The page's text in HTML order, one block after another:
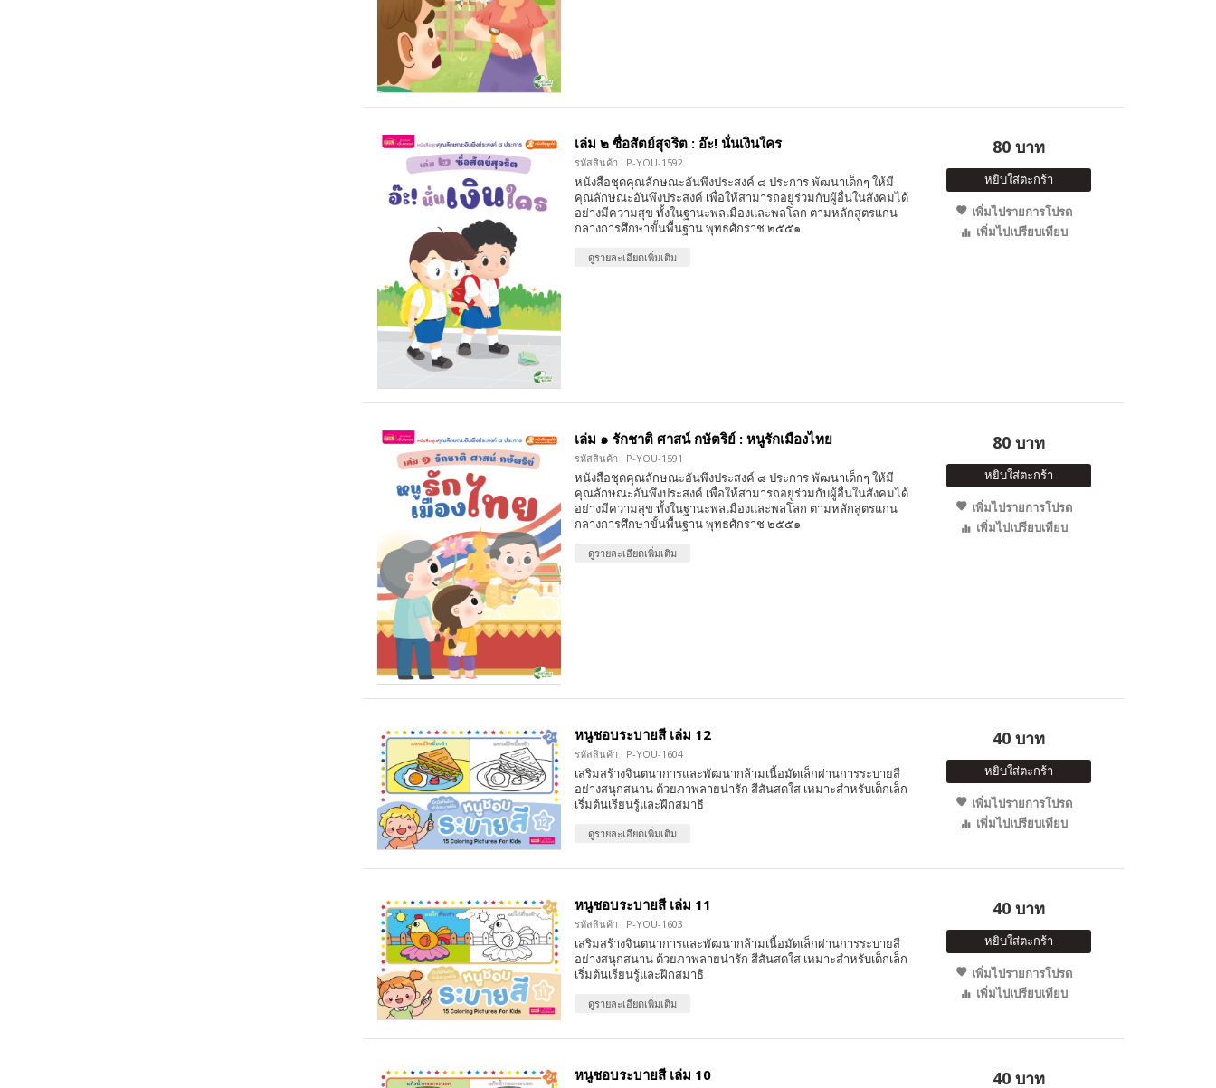
เล่ม ๒ ซื่อสัตย์สุจริต : อ๊ะ! นั่นเงินใคร
รหัสสินค้า : P-YOU-1592
หนังสือชุดคุณลักษณะอันพึงประสงค์ ๘ ประการ พัฒนาเด็กๆ ให้มี
คุณลักษณะอันพึงประสงค์ เพื่อให้สามารถอยู่ร่วมกับผู้อื่นในสังคมได้
อย่างมีความสุข ทั้งในฐานะพลเมืองและพลโลก ตามหลักสูตรแกน
กลางการศึกษาขั้นพื้นฐาน พุทธศักราช ๒๕๕๑
ดูรายละเอียดเพิ่มเติม
80 บาท
หยิบใส่ตะกร้า
เพิ่มไปรายการโปรด
เพิ่มไปเปรียบเทียบ
เล่ม ๑ รักชาติ ศาสน์ กษัตริย์ : หนูรักเมืองไทย
รหัสสินค้า : P-YOU-1591
หนังสือชุดคุณลักษณะอันพึงประสงค์ ๘ ประการ พัฒนาเด็กๆ ให้มี
คุณลักษณะอันพึงประสงค์ เพื่อให้สามารถอยู่ร่วมกับผู้อื่นในสังคมได้
อย่างมีความสุข ทั้งในฐานะพลเมืองและพลโลก ตามหลักสูตรแกน
กลางการศึกษาขั้นพื้นฐาน พุทธศักราช ๒๕๕๑
ดูรายละเอียดเพิ่มเติม
80 บาท
หยิบใส่ตะกร้า
เพิ่มไปรายการโปรด
เพิ่มไปเปรียบเทียบ
หนูชอบระบายสี เล่ม 12
รหัสสินค้า : P-YOU-1604
เสริมสร้างจินตนาการและพัฒนากล้ามเนื้อมัดเล็กผ่านการระบายสี
อย่างสนุกสนาน ด้วยภาพลายน่ารัก สีสันสดใส เหมาะสำหรับเด็กเล็ก
เริ่มต้นเรียนรู้และฝึกสมาธิ
ดูรายละเอียดเพิ่มเติม
40 บาท
หยิบใส่ตะกร้า
เพิ่มไปรายการโปรด
เพิ่มไปเปรียบเทียบ
หนูชอบระบายสี เล่ม 11
รหัสสินค้า : P-YOU-1603
เสริมสร้างจินตนาการและพัฒนากล้ามเนื้อมัดเล็กผ่านการระบายสี
อย่างสนุกสนาน ด้วยภาพลายน่ารัก สีสันสดใส เหมาะสำหรับเด็กเล็ก
เริ่มต้นเรียนรู้และฝึกสมาธิ
ดูรายละเอียดเพิ่มเติม
40 บาท
หยิบใส่ตะกร้า
เพิ่มไปรายการโปรด
เพิ่มไปเปรียบเทียบ
หนูชอบระบายสี เล่ม 10 40 บาท